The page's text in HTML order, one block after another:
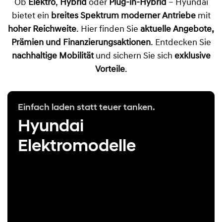
Ob Elektro, Hybrid oder Plug-in-Hybrid – Hyundai
bietet ein breites Spektrum moderner Antriebemit
hoher Reichweite. Hier finden Sie aktuelle Angebote,
Prämien und Finanzierungsaktionen. Entdecken Sie
nachhaltige Mobilitätund sichern Sie sich exklusive
Vorteile.
Einfach laden statt teuer tanken.
Hyundai
Elektromodelle